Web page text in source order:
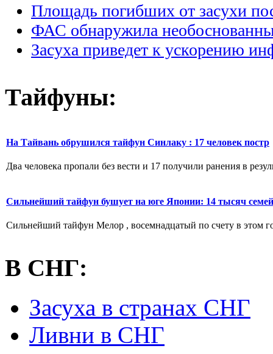
Площадь погибших от засухи
ФАС обнаружила
Засуха приведет к ускорению
Тайфуны:
На Тайвань обрушился тайфун Синлаку : 17 человек постр
Два человека пропали без вести и 17 получили ранения в
Сильнейший тайфун бушует на юге Японии: 14 тысяч семей
Сильнейший тайфун Мелор , восемнадцатый по счету в этом
В СНГ:
Засуха в странах СНГ
Ливни в СНГ